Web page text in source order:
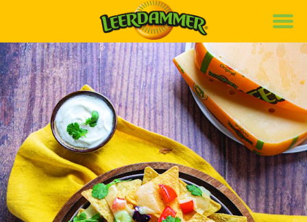
Notre marque
Nos recettes
Nos produits
Bons de réduction